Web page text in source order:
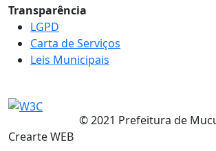
Transparência
LGPD
Carta de Serviços
Leis Municipais
© 2021 Prefeitura de
Crearte WEB